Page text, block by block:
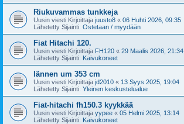
Riukuvammas tunkkeja
Uusin viesti Kirjoittaja juusto8 « 06 Huhti 2026, 09:35
Lähetetty Sijainti: Ostetaan / myydään
Fiat Hitachi 120.
Uusin viesti Kirjoittaja FH120 « 29 Maalis 2026, 21:34
Lähetetty Sijainti: Kaivukoneet
lännen um 353 cm
Uusin viesti Kirjoittaja jd2010 « 13 Syys 2025, 19:04
Lähetetty Sijainti: Yleinen keskustelualue
Fiat-hitachi fh150.3 kyykkää
Uusin viesti Kirjoittaja yypee « 05 Helmi 2025, 13:14
Lähetetty Sijainti: Kaivukoneet